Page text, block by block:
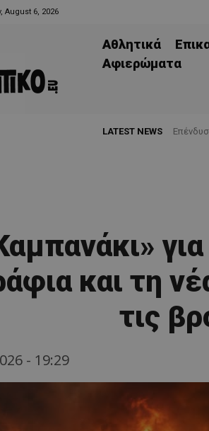
August 6, 2026
Αθλητικά
Aφιερώματα
LATEST NEWS
και τη
τις
- 19:29